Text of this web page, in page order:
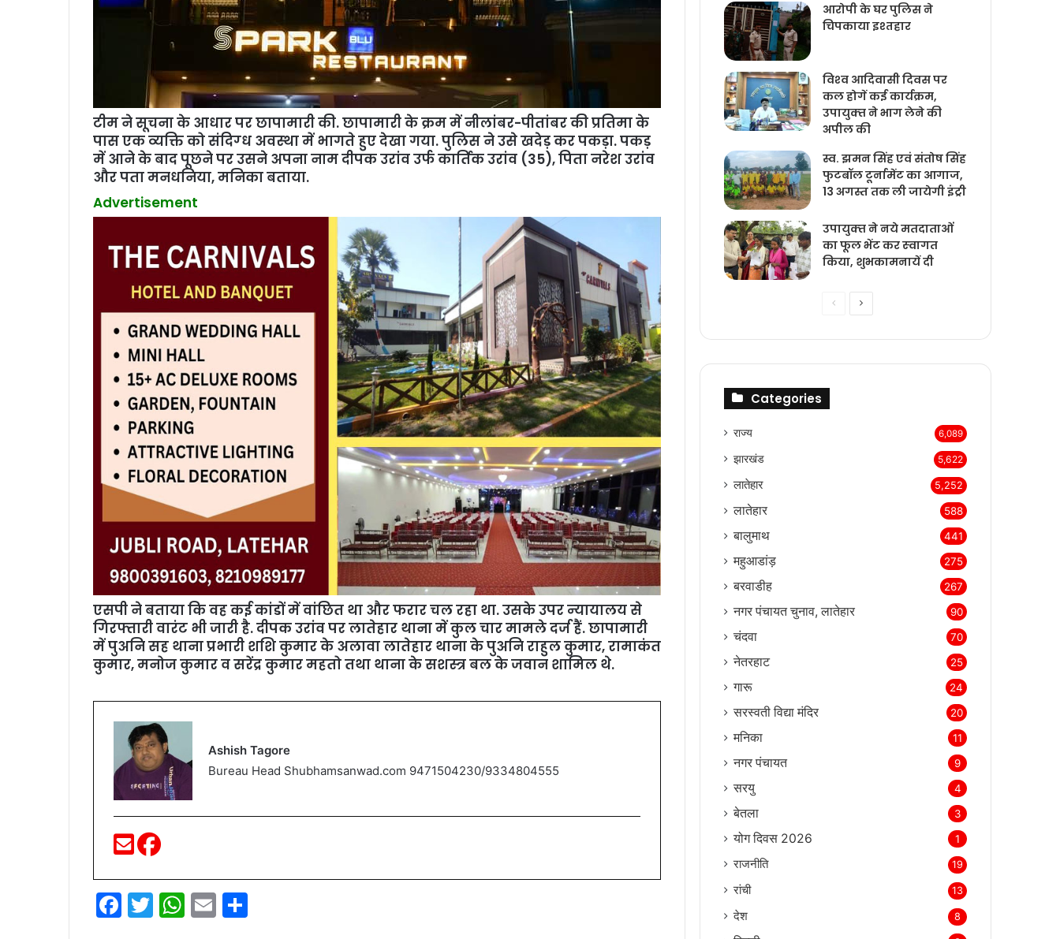
टीम ने सूचना के आधार पर छापामारी की. छापामारी के क्रम में नीलांबर-पीतांबर की प्रतिमा के
पास एक व्‍यक्ति को संदिग्‍ध अवस्‍था में भागते हुए देखा गया. पुलिस ने उसे खदेड़ कर पकड़ा. पकड़
में आने के बाद पूछने पर उसने अपना नाम दीपक उरांव उर्फ कार्तिक उरांव (35), पिता नरेश उरांव
और पता मनधनिया, मनिका बताया.
Advertisement
एसपी ने बताया कि वह कई कांडों में वांछित था और फरार चल रहा था. उसके उपर न्‍यायालय से
गिरफ्तारी वारंट भी जारी है. दीपक उरांव पर लातेहार थाना में कुल चार मामले दर्ज हैं. छापामारी
में पुअनि सह थाना प्रभारी शशि कुमार के अलावा लातेहार थाना के पुअन‍ि राहुल कुमार, रामाकंत
कुमार, मनोज कुमार व सरेंद्र कुमार महतो तथा थाना के सशस्‍त्र बल के जवान शामिल थे.
Ashish Tagore
Bureau Head Shubhamsanwad.com 9471504230/9334804555
F
T
W E
आरोपी के घर पुलिस ने
चिपकाया इश्तहार
विश्‍व आदिवासी दिवस पर
कल होगें कई कार्यक्रम,
उपायुक्‍त ने भाग लेने की
अपील की
स्व. झमन सिंह एवं संतोष सिंह
फुटबॉल टूर्नामेंट का आगाज,
13 अगस्त तक ली जायेगी इंट्री
उपायुक्‍त ने नये मतदाताओंं
का फूल भेंट कर स्‍वागत
किया, शुभकामनायें दी
PreviousNext
Categories
राज्‍य 6,089
झारखंड 5,622
लातेहार 5,252
लातेहार 588
बालुमाथ 441
महुआडांड़ 275
बरवाडीह 267
नगर पंचायत चुनाव, लातेहार 90
चंदवा 70
नेतरहाट 25
गारू 24
सरस्‍वती विद्या मंदिर 20
मनिका 11
नगर पंचायत 9
सरयु 4
बेतला 3
योग दिवस 2026 1
राजनीति 19
रांची 13
देश 8